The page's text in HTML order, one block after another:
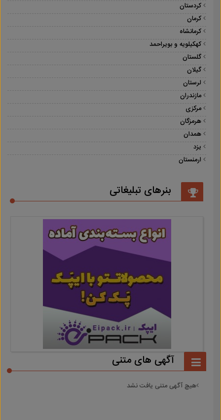
کردستان
کرمان
کرمانشاه
کهکیلویه و بویراحمد
گلستان
گیلان
لرستان
مازندران
مرکزی
هرمزگان
همدان
یزد
ارمنستان
بنرهای تبلیغاتی
آگهی های متنی
هیچ آگهی متنی یافت نشد